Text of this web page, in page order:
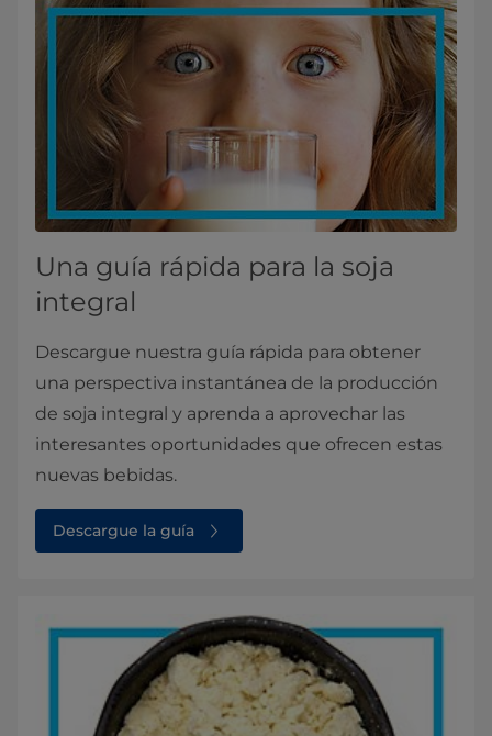
Una guía rápida para la soja
integral
Descargue nuestra guía rápida para obtener
una perspectiva instantánea de la producción
de soja integral y aprenda a aprovechar las
interesantes oportunidades que ofrecen estas
nuevas bebidas.
Descargue la guía